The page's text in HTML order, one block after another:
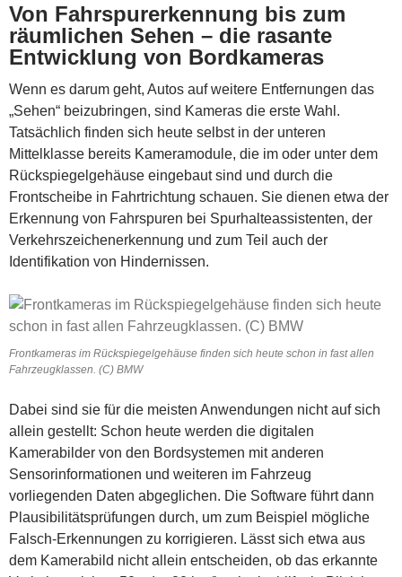
Von Fahrspurerkennung bis zum
räumlichen Sehen – die rasante
Entwicklung von Bordkameras
Wenn es darum geht, Autos auf weitere Entfernungen das
„Sehen“ beizubringen, sind Kameras die erste Wahl.
Tatsächlich finden sich heute selbst in der unteren
Mittelklasse bereits Kameramodule, die im oder unter dem
Rückspiegelgehäuse eingebaut sind und durch die
Frontscheibe in Fahrtrichtung schauen. Sie dienen etwa der
Erkennung von Fahrspuren bei Spurhalteassistenten, der
Verkehrszeichenerkennung und zum Teil auch der
Identifikation von Hindernissen.
Frontkameras im Rückspiegelgehäuse finden sich heute schon in fast allen
Fahrzeugklassen. (C) BMW
Dabei sind sie für die meisten Anwendungen nicht auf sich
allein gestellt: Schon heute werden die digitalen
Kamerabilder von den Bordsystemen mit anderen
Sensorinformationen und weiteren im Fahrzeug
vorliegenden Daten abgeglichen. Die Software führt dann
Plausibilitätsprüfungen durch, um zum Beispiel mögliche
Falsch-Erkennungen zu korrigieren. Lässt sich etwa aus
dem Kamerabild nicht allein entscheiden, ob das erkannte